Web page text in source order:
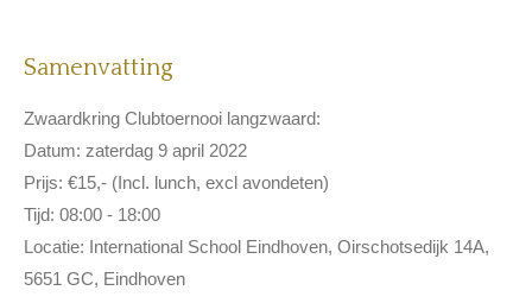
Samenvatting
Zwaardkring Clubtoernooi langzwaard:
Datum: zaterdag 9 april 2022
Prijs: €15,- (Incl. lunch, excl avondeten)
Tijd: 08:00 - 18:00
Locatie: International School Eindhoven, Oirschotsedijk 14A,
5651 GC, Eindhoven